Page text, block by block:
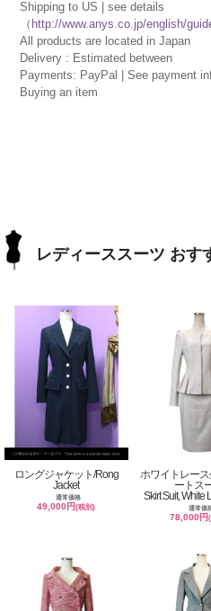
Shipping to US | see details
（ http://www.anys.co.jp/english/
All products are located in Japan
Delivery : Estimated between
Payments: PayPal | See payment
Buying an item
レディーススーツ おす
ロングジャケット/Rong
Jacket
通常価格
49,000円(税別)
ホワイトレー
ートス
Skirt Suit, White
通常価
78,000円